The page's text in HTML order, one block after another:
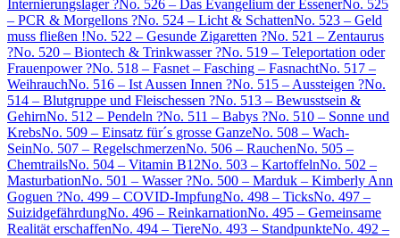
Internierungslager ?No. 526 – Das Evangelium der EssenerNo. 525
– PCR & Morgellons ?No. 524 – Licht & SchattenNo. 523 – Geld
muss fließen !No. 522 – Gesunde Zigaretten ?No. 521 – Zentaurus
?No. 520 – Biontech & Trinkwasser ?No. 519 – Teleportation oder
Frauenpower ?No. 518 – Fasnet – Fasching – FasnachtNo. 517 –
WeihrauchNo. 516 – Ist Aussen Innen ?No. 515 – Aussteigen ?No.
514 – Blutgruppe und Fleischessen ?No. 513 – Bewusstsein &
GehirnNo. 512 – Pendeln ?No. 511 – Babys ?No. 510 – Sonne und
KrebsNo. 509 – Einsatz für´s grosse GanzeNo. 508 – Wach-
SeinNo. 507 – RegelschmerzenNo. 506 – RauchenNo. 505 –
ChemtrailsNo. 504 – Vitamin B12No. 503 – KartoffelnNo. 502 –
MasturbationNo. 501 – Wasser ?No. 500 – Marduk – Kimberly Ann
Goguen ?No. 499 – COVID-ImpfungNo. 498 – TicksNo. 497 –
SuizidgefährdungNo. 496 – ReinkarnationNo. 495 – Gemeinsame
Realität erschaffenNo. 494 – TiereNo. 493 – StandpunkteNo. 492 –